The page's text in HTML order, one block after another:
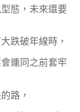
態，未來還要
跌破年線時，
連同之前套牢
路，